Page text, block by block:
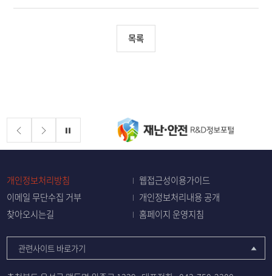
목록
배너존
개인정보처리방침
웹접근성이용가이드
이메일 무단수집 거부
개인정보처리내용 공개
찾아오시는길
홈페이지 운영지침
관련사이트 바로가기